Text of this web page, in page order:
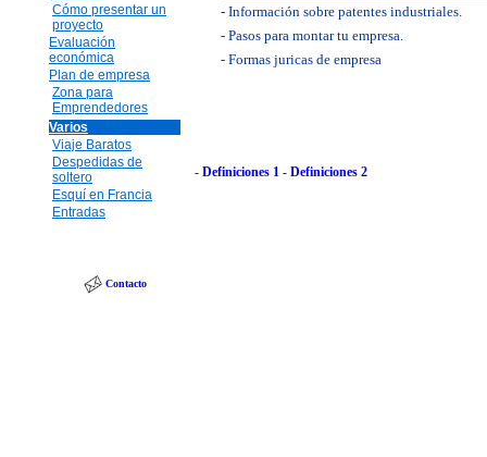
Cómo presentar un
proyecto
Evaluación
económica
Plan de empresa
Zona para
Emprendedores
Varios
Viaje Baratos
Despedidas de
soltero
Esquí en Francia
Entradas
Contacto
- Información sobre patentes industriales.
- Pasos para montar tu empresa.
- Formas juricas de empresa
- Definiciones 1 - Definiciones 2